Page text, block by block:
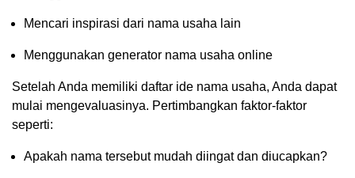
Mencari inspirasi dari nama usaha lain
Menggunakan generator nama usaha online
Setelah Anda memiliki daftar ide nama usaha, Anda dapat
mulai mengevaluasinya. Pertimbangkan faktor-faktor
seperti:
Apakah nama tersebut mudah diingat dan diucapkan?